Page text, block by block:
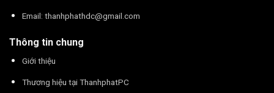
Email: thanhphathdc@gmail.com
Thông tin chung
Giới thiệu
Thương hiệu tại ThanhphatPC